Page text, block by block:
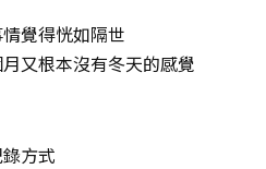
覺得恍如隔世
又根本沒有冬天的感覺
方式